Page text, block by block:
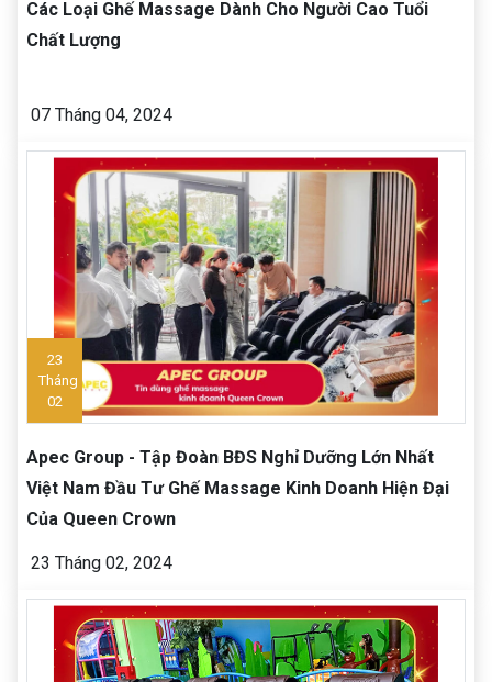
Các Loại Ghế Massage Dành Cho Người Cao Tuổi
Chất Lượng
07 Tháng 04, 2024
23
Tháng
02
Apec Group - Tập Đoàn BĐS Nghỉ Dưỡng Lớn Nhất
Việt Nam Đầu Tư Ghế Massage Kinh Doanh Hiện Đại
Của Queen Crown
23 Tháng 02, 2024